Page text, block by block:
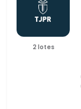
2 lotes